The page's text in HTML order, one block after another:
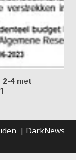
2-4 met
| DarkNews